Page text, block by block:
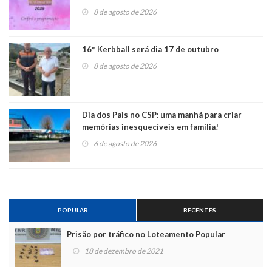
8 de agosto de 2026
16° Kerbball será dia 17 de outubro
8 de agosto de 2026
Dia dos Pais no CSP: uma manhã para criar
memórias inesquecíveis em família!
6 de agosto de 2026
POPULAR RECENTES
Prisão por tráfico no Loteamento Popular
18 de dezembro de 2021